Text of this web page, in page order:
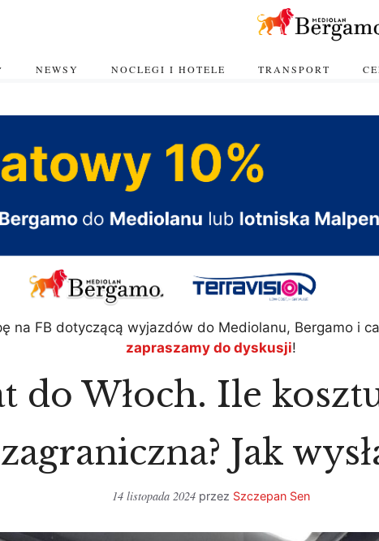
NEWSY NOCLEGI I HOTELE TRANSPORT
na FB dotyczącą wyjazdów do Mediolanu, Bergamo i
zapraszamy do dyskusji!
do Włoch. Ile
zagraniczna? Jak
14 listopada 2024 przez Szczepan Sen